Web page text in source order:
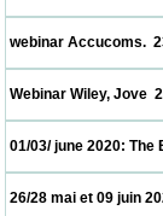
webinar
Webinar Wiley,
01/03/ june 2020:
26/28 mai et 09